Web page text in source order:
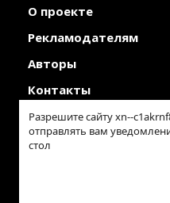
Разрешите сайту xn--
отправлять вам
стол
О проекте
Рекламодателям
Авторы
Контакты